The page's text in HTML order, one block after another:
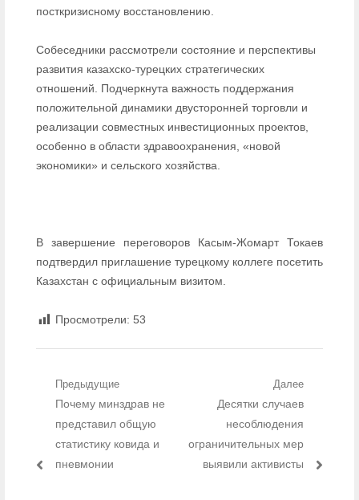
посткризисному восстановлению.
Собеседники рассмотрели состояние и перспективы
развития казахско-турецких стратегических
отношений. Подчеркнута важность поддержания
положительной динамики двусторонней торговли и
реализации совместных инвестиционных проектов,
особенно в области здравоохранения, «новой
экономики» и сельского хозяйства.
В завершение переговоров Касым-Жомарт Токаев
подтвердил приглашение турецкому коллеге посетить
Казахстан с официальным визитом.
Просмотрели: 53
Навигация по записям
Предыдущие
Предыдущий пост:
Почему минздрав не
представил общую
статистику ковида и
пневмонии
Далее
Следующий пост:
Десятки случаев
несоблюдения
ограничительных мер
выявили активисты